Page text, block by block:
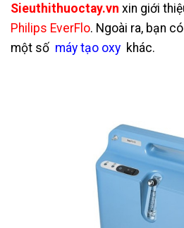
Sieuthithuoctay.vn xin giới
Philips EverFlo. Ngoài ra, bạn
một số máy tạo oxy khác.